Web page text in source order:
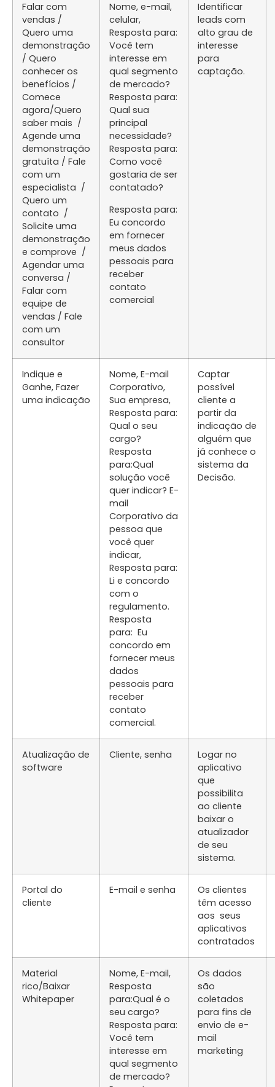
Falar com
vendas /
Quero uma
demonstração
/ Quero
conhecer os
benefícios /
Comece
agora/Quero
saber mais /
Agende uma
demonstração
gratuíta / Fale
com um
especialista /
Quero um
contato /
Solicite uma
demonstração
e comprove /
Agendar uma
conversa /
Falar com
equipe de
vendas / Fale
com um
consultor
Nome, e-mail,
celular,
Resposta para:
Você tem
interesse em
qual segmento
de mercado?
Resposta para:
Qual sua
principal
necessidade?
Resposta para:
Como você
gostaria de ser
contatado?
Resposta para:
Eu concordo
em fornecer
meus dados
pessoais para
receber
contato
comercial
Identificar
leads com
alto grau de
interesse
para
captação.
Indique e
Ganhe, Fazer
uma indicação
Nome, E-mail
Corporativo,
Sua empresa,
Resposta para:
Qual o seu
cargo?
Resposta
para:Qual
solução você
quer indicar? E-
mail
Corporativo da
pessoa que
você quer
indicar,
Resposta para:
Li e concordo
com o
regulamento.
Resposta
para: Eu
concordo em
fornecer meus
dados
pessoais para
receber
contato
comercial.
Captar
possível
cliente a
partir da
indicação de
alguém que
já conhece o
sistema da
Decisão.
Atualização de
software
Cliente, senha
Logar no
aplicativo
que
possibilita
ao cliente
baixar o
atualizador
de seu
sistema.
Portal do
cliente
E-mail e senha
Os clientes
têm acesso
aos seus
aplicativos
contratados
Material
rico/Baixar
Whitepaper
Nome, E-mail,
Resposta
para:Qual é o
seu cargo?
Resposta para:
Você tem
interesse em
qual segmento
de mercado?
Os dados
são
coletados
para fins de
envio de e-
mail
marketing